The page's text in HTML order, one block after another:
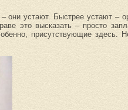
они устают. Быстрее устают –
это высказать – просто
присутствующие здесь.